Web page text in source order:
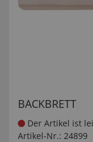
BACKBRETT
Der Artikel ist
Artikel-Nr.: 24899